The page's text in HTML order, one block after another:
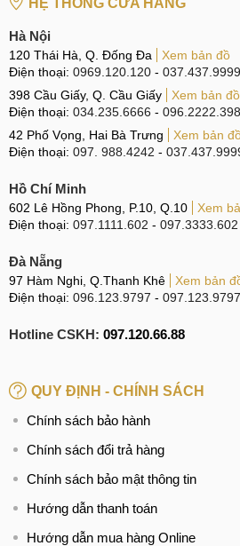
Hotline: 097.3333.602
Tại Đà Nẵng
CN 6:
Hotline:097.123.9797
Tìm kiếm liên quan khác
thay mic Realme 6s lấy ngay
giá thay mic Realme 6s bao
sửa mic Realme 6s giá bao
HỆ THỐNG CỬA HÀNG
Hà Nội
120 Thái Hà, Q. Đống Đa
Xem bản đồ
Điện thoại: 0969.120.120 - 037.437.9999
398 Cầu Giấy, Q. Cầu Giấy
Xem bản đồ
Điện thoại: 034.235.6666 - 096.2222.398
42 Phố Vọng, Hai Bà Trưng
Xem bản
Điện thoại: 097. 988.4242 -
Hồ Chí Minh
602 Lê Hồng Phong, P.10, Q.10
Xem
Điện thoại: 097.1111.602 - 097.3333.602
Đà Nẵng
97 Hàm Nghi, Q.Thanh Khê
Xem bản
Điện thoại: 096.123.9797 - 097.123.9797
Hotline CSKH: 097.120.66.88
QUY ĐỊNH - CHÍNH SÁCH
Chính sách bảo hành
Chính sách đổi trả hàng
Chính sách bảo mật thông tin
Hướng dẫn thanh toán
Hướng dẫn mua hàng Online